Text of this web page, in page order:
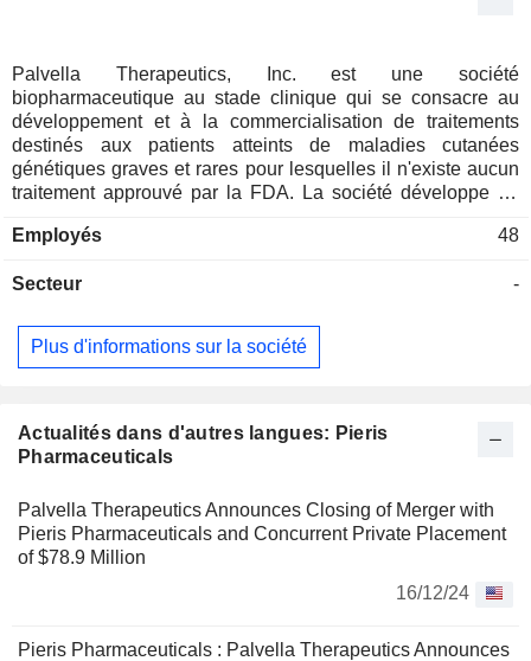
Actualités dans d'autres langues: Pieris
Pharmaceuticals
Palvella Therapeutics Announces Closing of Merger with
Pieris Pharmaceuticals and Concurrent Private Placement
of $78.9 Million
16/12/24
Pieris Pharmaceuticals : Palvella Therapeutics Announces
Palvella Therapeutics, Inc. est une société
biopharmaceutique au stade clinique qui se consacre au
développement et à la commercialisation de traitements
destinés aux patients atteints de maladies cutanées
génétiques graves et rares pour lesquelles il n'existe aucun
traitement approuvé par la FDA. La société développe un
brevetée QTORIN, en se concentrant dans un premier temps
beaucoup sont de nature chronique. Ses produits candidats
concentrations élevées afin d'acheminer une quantité
suffisante de médicament jusqu'à sa cible, en profondeur
(rapamycine QTORIN), fait actuellement l'objet d'une
évaluation dans le cadre de l'essai clinique de phase III
microkystiques et de l'essai clinique de phase II TOIVA
portant sur les malformations veineuses cutanées.
Employés 48
Secteur -
Plus d'informations sur la société